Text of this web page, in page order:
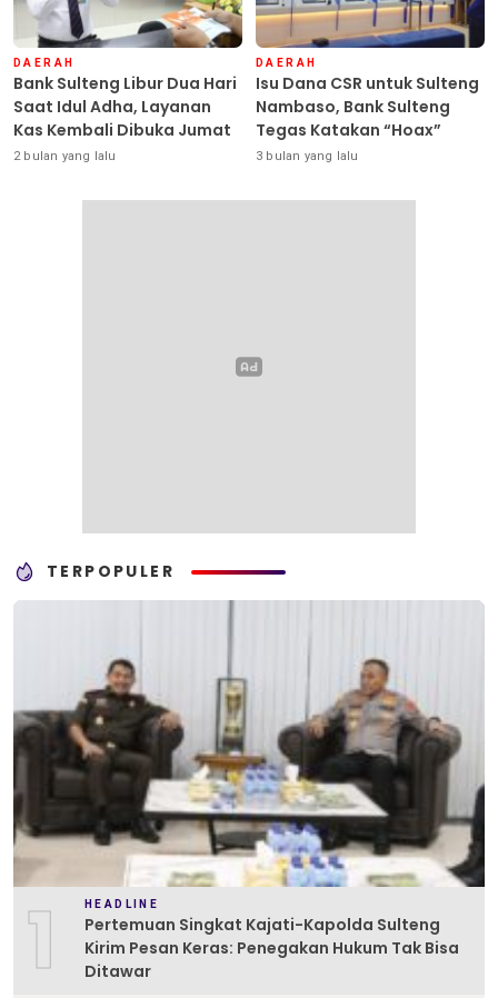
DAERAH
Bank Sulteng Libur Dua Hari
Saat Idul Adha, Layanan
Kas Kembali Dibuka Jumat
2 bulan yang lalu
DAERAH
Isu Dana CSR untuk Sulteng
Nambaso, Bank Sulteng
Tegas Katakan “Hoax”
3 bulan yang lalu
TERPOPULER
1 HEADLINE
Pertemuan Singkat Kajati-Kapolda Sulteng
Kirim Pesan Keras: Penegakan Hukum Tak Bisa
Ditawar